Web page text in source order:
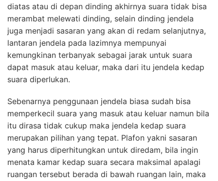
diatas atau di depan dinding akhirnya suara tidak bisa
merambat melewati dinding, selain dinding jendela
juga menjadi sasaran yang akan di redam selanjutnya,
lantaran jendela pada lazimnya mempunyai
kemungkinan terbanyak sebagai jarak untuk suara
dapat masuk atau keluar, maka dari itu jendela kedap
suara diperlukan.
Sebenarnya penggunaan jendela biasa sudah bisa
memperkecil suara yang masuk atau keluar namun bila
itu dirasa tidak cukup maka jendela kedap suara
merupakan pilihan yang tepat. Plafon yakni sasaran
yang harus diperhitungkan untuk diredam, bila ingin
menata kamar kedap suara secara maksimal apalagi
ruangan tersebut berada di bawah ruangan lain, maka